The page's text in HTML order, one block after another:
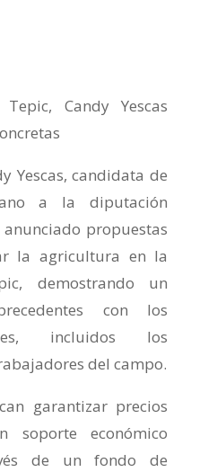
Candy Yescas
Yescas, candidata de
a la diputación
propuestas
la agricultura en la
demostrando un
con los
incluidos los
del campo.
garantizar precios
económico
de un fondo de